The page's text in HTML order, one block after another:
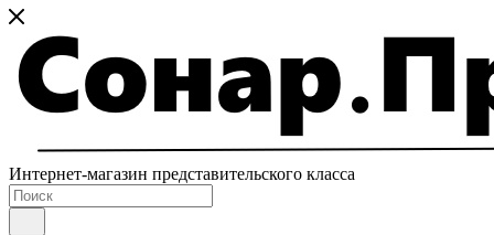
Интернет-магазин представительского класса